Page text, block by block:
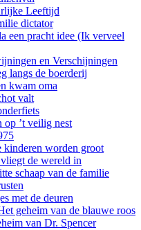
Leeftijd
dictator
een pracht idee (Ik verveel
en Verschijningen
langs de boerderij
kwam oma
valt
op ’t veilig nest
kinderen worden groot
de wereld in
schaap van de familie
met de deuren
geheim van de blauwe roos
van Dr. Spencer